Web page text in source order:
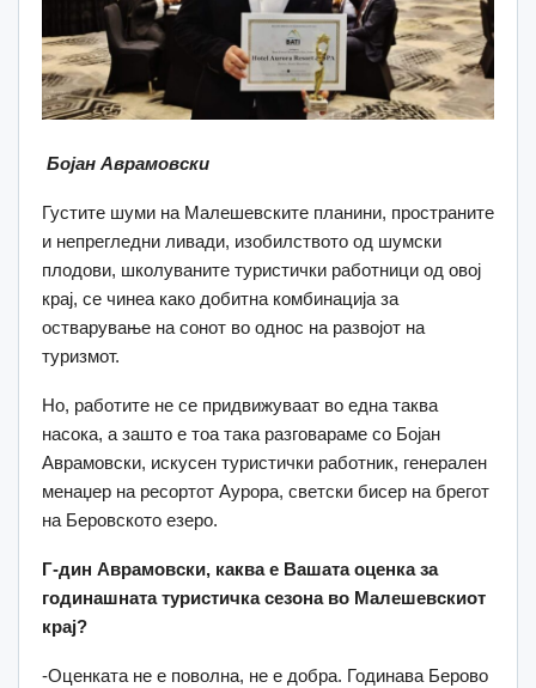
Бојан Аврамовски
Густите шуми на Малешевските планини, пространите
и непрегледни ливади, изобилството од шумски
плодови, школуваните туристички работници од овој
крај, се чинеа како добитна комбинација за
остварување на сонот во однос на развојот на
туризмот.
Но, работите не се придвижуваат во една таква
насока, а зашто е тоа така разговараме со Бојан
Аврамовски, искусен туристички работник, генерален
менаџер на ресортот Аурора, светски бисер на брегот
на Беровското езеро.
Г-дин Аврамовски, каква е Вашата оценка за
годинашната туристичка сезона во Малешевскиот
крај?
-Оценката не е поволна, не е добра. Годинава Берово